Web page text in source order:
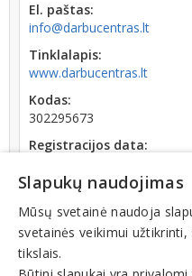
El. paštas:
info@darbucentras.lt
Tinklalapis:
www.darbucentras.lt
Kodas:
302295673
Registracijos data:
Darbuotojų skaičius:
iki 10 darbuotojų
Apyvarta:
0 € (2025 m.)
Slapukų naudojimas
Mūsų svetainė naudoja
svetainės veikimui
tikslais.